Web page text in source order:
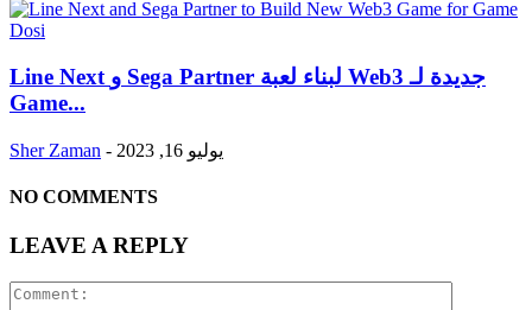
Line Next و Sega Partner لبناء لعبة Web3 جديدة لـ
Game...
Sher Zaman - يوليو 16, 2023
NO COMMENTS
LEAVE A REPLY